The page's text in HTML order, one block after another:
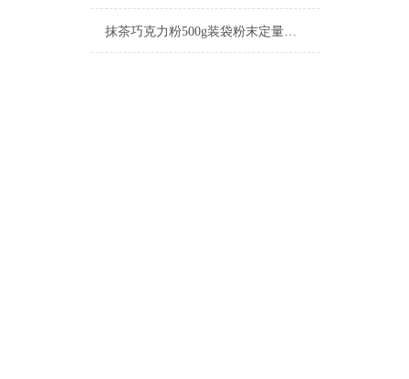
抹茶巧克力粉500g装袋粉末定量灌装机